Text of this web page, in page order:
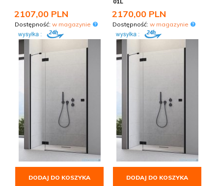
2107,00 PLN
Dostępność: w magazynie
DODAJ DO KOSZYKA
2170,00 PLN
Dostępność: w magazynie
DODAJ DO KOSZYKA